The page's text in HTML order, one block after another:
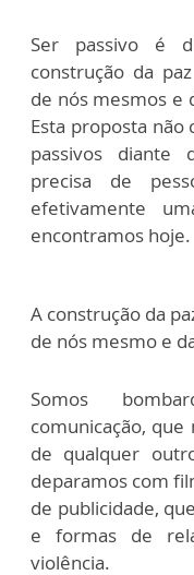
Ser passivo é
construção da
de nós mesmos e
Esta proposta
passivos diante
precisa de
efetivamente
encontramos hoje.
A construção da
de nós mesmo e
Somos
comunicação,
de qualquer
deparamos com
de publicidade,
e formas de
violência.